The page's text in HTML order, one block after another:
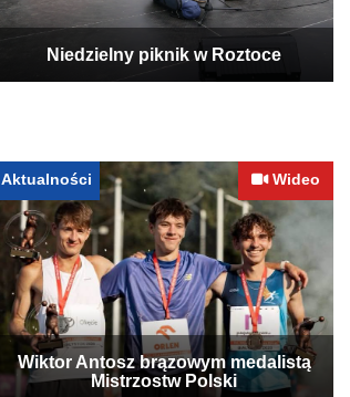
Niedzielny piknik w Roztoce
Aktualności Wideo
Wiktor Antosz brązowym medalistą
Mistrzostw Polski